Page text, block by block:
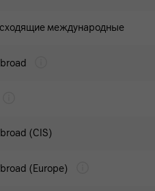
международные
(CIS)
(Europe)